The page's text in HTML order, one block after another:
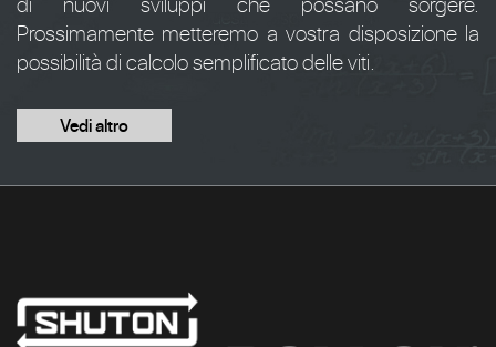
Prossimamente metteremo a vostra disposizione la
possibilità di calcolo semplificato delle viti.
Vedi altro